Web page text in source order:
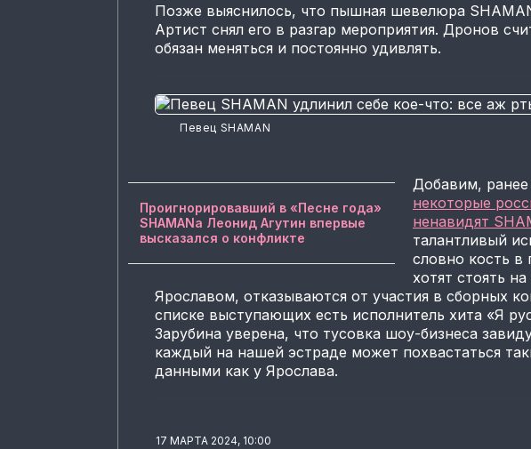
Позже выяснилось, что пышная шевелюра
Артист снял его в разгар мероприятия. Дронов
обязан меняться и постоянно удивлять.
Певец SHAMAN
Проигнорировавший в «Песне года»
SHAMANа Леонид Агутин впервые
высказался о конфликте
Добавим, ранее
некоторые
ненавидят
талантливый
словно кость в
хотят стоять
Ярославом, отказываются от участия в сборных
списке выступающих есть исполнитель хита «Я
Зарубина уверена, что тусовка шоу-бизнеса
каждый на нашей эстраде может похвастаться
данными как у Ярослава.
17 МАРТА 2024, 10:00